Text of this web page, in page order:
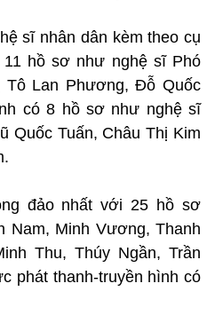
sĩ nhân dân kèm theo cụ
hồ sơ như nghệ sĩ Phó
Lan Phương, Đỗ Quốc
có 8 hồ sơ như nghệ sĩ
Quốc Tuấn, Châu Thị Kim
đảo nhất với 25 hồ sơ
Nam, Minh Vương, Thanh
Thu, Thúy Ngần, Trần
phát thanh-truyền hình có